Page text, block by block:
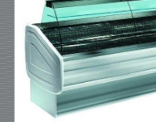
Hoe krachtiger de motor, hoe meer
lawaai hij maakt. Vanaf een lengte van 3
meter is de motor vrijwel altijd
ingebouwd.
De koeltoonbank is geen opbergruimte,
maar dient voor het etaleren van de
producten.
De gekoelde voedingswaren moeten op
temperatuur blijven en mogen niet
boven de 7°C bewaard worden.